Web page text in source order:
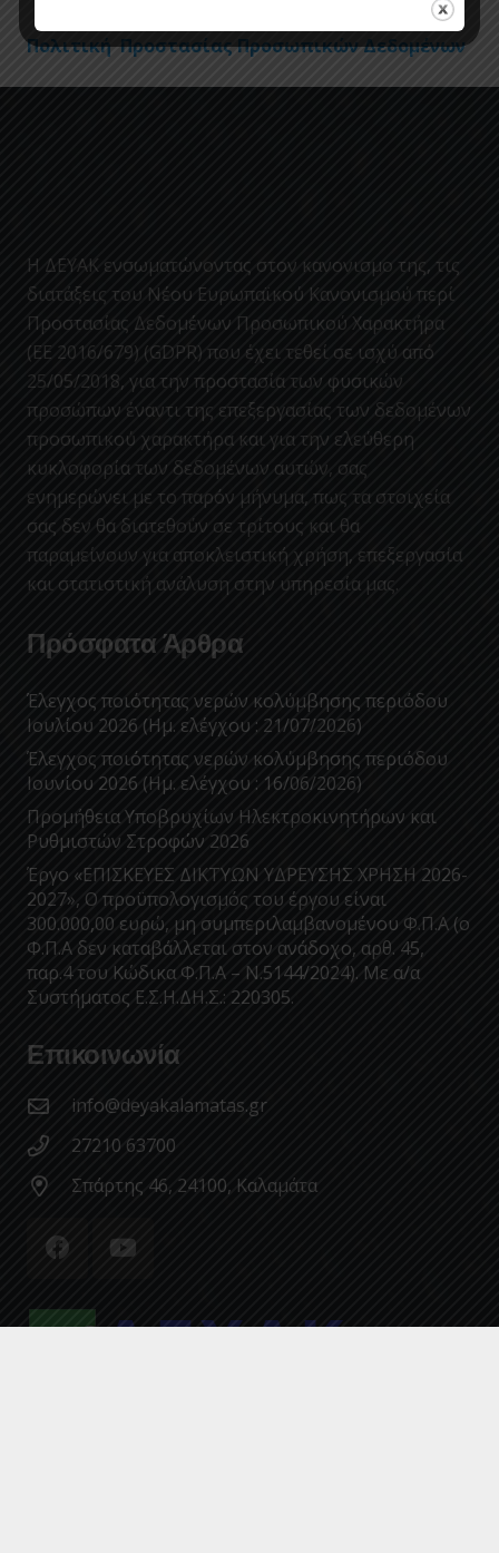
Πολιτική Προστασίας Προσωπικών Δεδομένων
Η ΔΕΥΑΚ ενσωματώνοντας στον κανονισμο της, τις
διατάξεις του Νέου Ευρωπαϊκού Κανονισμού περί
Προστασίας Δεδομένων Προσωπικού Χαρακτήρα
(ΕΕ 2016/679) (GDPR) που έχει τεθεί σε ισχύ από
25/05/2018, για την προστασία των φυσικών
προσώπων έναντι της επεξεργασίας των δεδομένων
προσωπικού χαρακτήρα και για την ελεύθερη
κυκλοφορία των δεδομένων αυτών, σας
ενημερώνει με το παρόν μήνυμα, πως τα στοιχεία
σας δεν θα διατεθούν σε τρίτους και θα
παραμείνουν για αποκλειστική χρήση, επεξεργασία
και στατιστική ανάλυση στην υπηρεσία μας.
Πρόσφατα Άρθρα
Έλεγχος ποιότητας νερών κολύμβησης περιόδου
Ιουλίου 2026 (Ημ. ελέγχου : 21/07/2026)
Έλεγχος ποιότητας νερών κολύμβησης περιόδου
Ιουνίου 2026 (Ημ. ελέγχου : 16/06/2026)
Προμήθεια Υποβρυχίων Ηλεκτροκινητήρων και
Ρυθμιστών Στροφών 2026
Έργο «ΕΠΙΣΚΕΥΕΣ ΔΙΚΤΥΩΝ ΥΔΡΕΥΣΗΣ ΧΡΗΣΗ 2026-
2027», Ο προϋπολογισμός του έργου είναι
300.000,00 ευρώ, μη συμπεριλαμβανομένου Φ.Π.Α (ο
Φ.Π.Α δεν καταβάλλεται στον ανάδοχο, αρθ. 45,
παρ.4 του Κώδικα Φ.Π.Α – Ν.5144/2024). Με α/α
Συστήματος Ε.Σ.Η.ΔΗ.Σ.: 220305.
Επικοινωνία
info@deyakalamatas.gr
27210 63700
Σπάρτης 46, 24100, Καλαμάτα